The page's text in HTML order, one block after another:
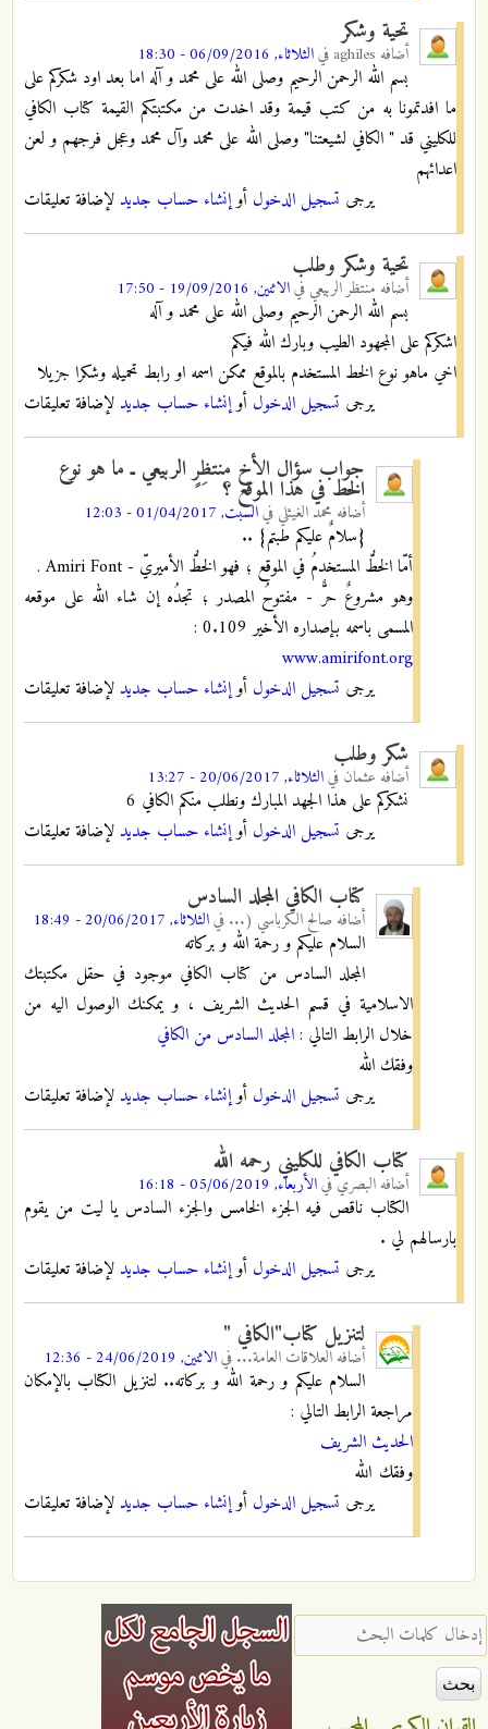
تحية وشكر
أضافه aghiles فيالثلاثاء, 06/09/2016 - 18:30
بسم الله الرحمن الرحيم وصلى الله على محمد و آله اما بعد اود شكركم على
ما افدتمونا به من كتب قيمة وقد اخدت من مكتبتكم القيمة كتاب الكافي
للكليني قد " الكافي لشيعتنا" وصلى الله على محمد وآل محمد وعجل فرجهم و لعن
اعدائهم
يرجى تسجيل الدخول أوإنشاء حساب جديد لإضافة تعليقات
تحية وشكر وطلب
أضافه منتظر الربيعي فيالاثنين, 19/09/2016 - 17:50
بسم الله الرحمن الرحيم وصلى الله على محمد و آله
اشكركم على المجهود الطيب وبارك الله فيكم
اخي ماهو نوع الخط المستخدم بالموقع ممكن اسمه او رابط تحميله وشكرا جزيلا
يرجى تسجيل الدخول أوإنشاء حساب جديد لإضافة تعليقات
جواب سؤال الأخ منتظِرٍ الربيعي ـ ما هو نوع
الخط في هذا الموقع ؟
أضافهمحمد الغيثلي فيالسبت, 01/04/2017 - 12:03
{سلامٌ عليكم طبتم} ..
أمّا الخطُّ المستخدمُ في الموقع ؛ فهو الخطُّ الأميريّ - Amiri Font .
وهو مشروعٌ حرٌّ - مفتوحُ المصدر ؛ تجدُه إن شاء الله على موقعه
المسمى باسمه بإصداره الأخير 0.109 :
www.amirifont.org
يرجى تسجيل الدخول أوإنشاء حساب جديد لإضافة تعليقات
شكر وطلب
أضافه عثمان فيالثلاثاء, 20/06/2017 - 13:27
نشكركم على هذا الجهد المبارك ونطلب منكم الكافي 6
يرجى تسجيل الدخول أوإنشاء حساب جديد لإضافة تعليقات
كتاب الكافي المجلد السادس
أضافه صالح الكرباسي (... فيالثلاثاء, 20/06/2017 - 18:49
السلام عليكم و رحمة الله و بركاته
المجلد السادس من كتاب الكافي موجود في حقل مكتبتك
الاسلامية في قسم الحديث الشريف ، و يمكنك الوصول اليه من
خلال الرابط التالي :المجلد السادس من الكافي
وفقك الله
يرجى تسجيل الدخول أوإنشاء حساب جديد لإضافة تعليقات
كتاب الكافي للكليني رحمه الله
أضافه البصريفيالأربعاء, 05/06/2019 - 16:18
الكتاب ناقص فيه الجزء الخامس والجزء السادس يا ليت من يقوم
بارسالهم لي .
يرجى تسجيل الدخول أوإنشاء حساب جديد لإضافة تعليقات
لتنزيل كتاب"الكافي "
أضافه العلاقات العامة... فيالاثنين, 24/06/2019 - 12:36
السلام عليكم و رحمة الله و بركاته.. لتنزيل الكتاب بالإمكان
مراجعة الرابط التالي :
الحديث الشريف
وفقك الله
يرجى تسجيل الدخول أوإنشاء حساب جديد لإضافة تعليقات
‏إدخال كلمات البحث ‏